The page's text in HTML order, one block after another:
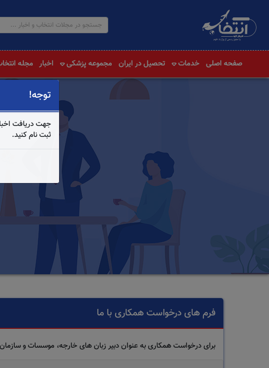
صفحه اصلی خدمات تحصیل در ایران مجموعه پزشکی اخبار مجله
فرم های درخواست همکاری با ما
برای درخواست همکاری به عنوان دبیر زبان های خارجه، موسسات و
توجه!
جهت دریافت
ثبت نام کنید.